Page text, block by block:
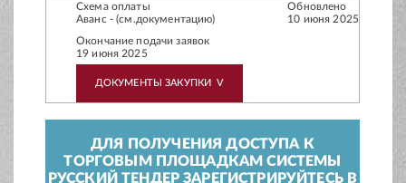
Схема оплаты
Аванс - (см.документацию)
Обновлено
10 июня 2025
Окончание подачи заявок
19 июня 2025
ДОКУМЕНТЫ ЗАКУПКИ V
ДЛЯ ПОЛУЧЕНИЯ ДОСТУПА К
ТОРГОВЫМ ПЛОЩАДКАМ СИСТЕМЫ
РУССКИЙ ТЕНДЕР ЗАРЕГИСТРИРУЙТЕСЬ В